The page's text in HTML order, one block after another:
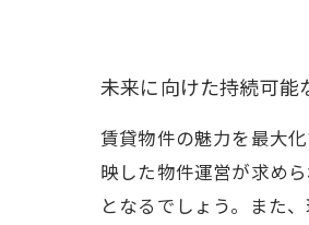
未来に向けた持続可能
賃貸物件の魅力を最大
映した物件運営が求め
となるでしょう。また